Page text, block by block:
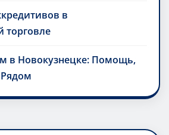
в
торговле
в Новокузнецке: Помощь,
Рядом